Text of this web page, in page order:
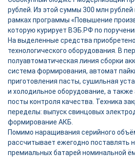
рублей. Из этой суммы 300 млн
рамках программы «Повышение
которую курирует ВЭБ.РФ по
На выделенные средства
технологического оборудования. В
полуавтоматическая линия сборки
система формирования, автомат
приготовления пасты, сушильная
и холодильное оборудование, а
посты контроля качества. Техника
переделы: выпуск свинцовых
формирование АКБ.
Помимо наращивания серийного
рассчитывает ежегодно поставлять
премиальных батарей номинальной